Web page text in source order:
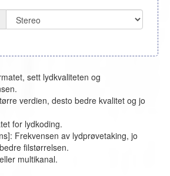
sett lydkvaliteten og
verdien, desto bedre kvalitet og jo
for lydkoding.
Frekvensen av lydprøvetaking, jo
filstørrelsen.
multikanal.